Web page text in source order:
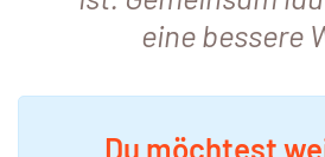
eine bessere
Du möchtest